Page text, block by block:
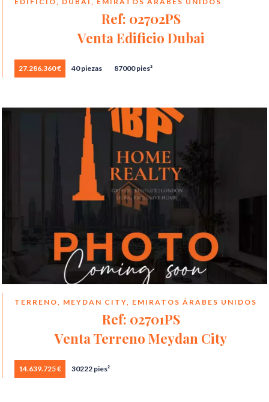
Ref: 02702PS
Venta Edificio Dubai
27.286.360 € 40 piezas 87000 pies²
TERRENO, MEYDAN CITY, EMIRATOS ÁRABES UNIDOS
Ref: 02701PS
Venta Terreno Meydan City
14.639.725 € 30222 pies²